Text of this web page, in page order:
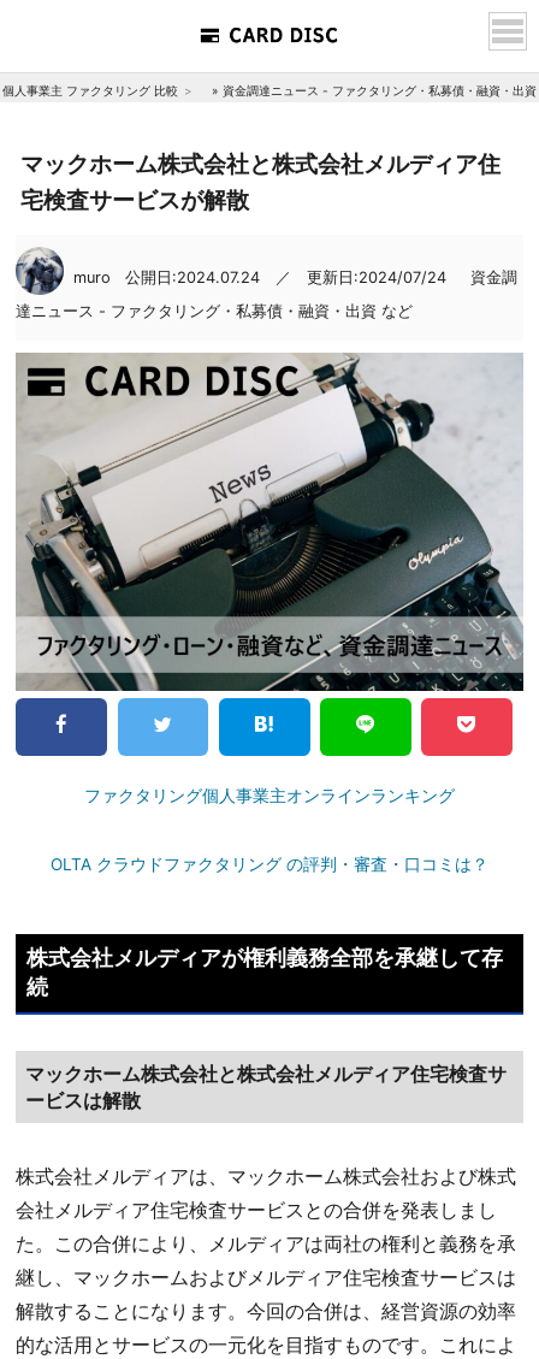
個人事業主 ファクタリング 比較 » 資金調達ニュース - ファクタリング・私募債・融資・出
マックホーム株式会社と株式会社メルディア住
宅検査サービスが解散
muro 公開日:2024.07.24 ／ 更新日:2024/07/24
資金調
達ニュース - ファクタリング・私募債・融資・出資 など
ファクタリング個人事業主オンラインランキング
OLTA クラウドファクタリング の評判・審査・口コミは？
株式会社メルディアが権利義務全部を承継して存
続
マックホーム株式会社と株式会社メルディア住宅検査サ
ービスは解散
株式会社メルディアは、マックホーム株式会社および株式
会社メルディア住宅検査サービスとの合併を発表しまし
た。この合併により、メルディアは両社の権利と義務を承
継し、マックホームおよびメルディア住宅検査サービスは
解散することになります。今回の合併は、経営資源の効率
的な活用とサービスの一元化を目指すものです。これによ